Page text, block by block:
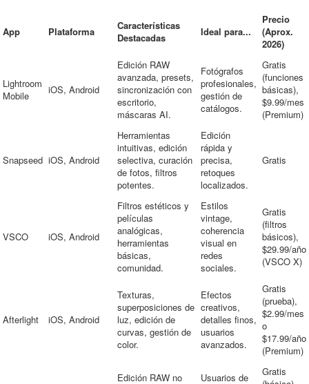
App Plataforma
Características
Destacadas
Ideal para...
Precio
(Aprox.
2026)
Lightroom
Mobile
iOS, Android
Edición RAW
avanzada, presets,
sincronización con
escritorio,
máscaras AI.
Fotógrafos
profesionales,
gestión de
catálogos.
Gratis
(funciones
básicas),
$9.99/mes
(Premium)
Snapseed iOS, Android
Herramientas
intuitivas, edición
selectiva, curación
de fotos, filtros
potentes.
Edición
rápida y
precisa,
retoques
localizados.
Gratis
VSCO iOS, Android
Filtros estéticos y
películas
analógicas,
herramientas
básicas,
comunidad.
Estilos
vintage,
coherencia
visual en
redes
sociales.
Gratis
(filtros
básicos),
$29.99/año
(VSCO X)
Afterlight iOS, Android
Texturas,
superposiciones de
luz, edición de
curvas, gestión de
color.
Efectos
creativos,
detalles finos,
usuarios
avanzados.
Gratis
(prueba),
$2.99/mes
o
$17.99/año
(Premium)
Edición RAW no
Usuarios de
Gratis